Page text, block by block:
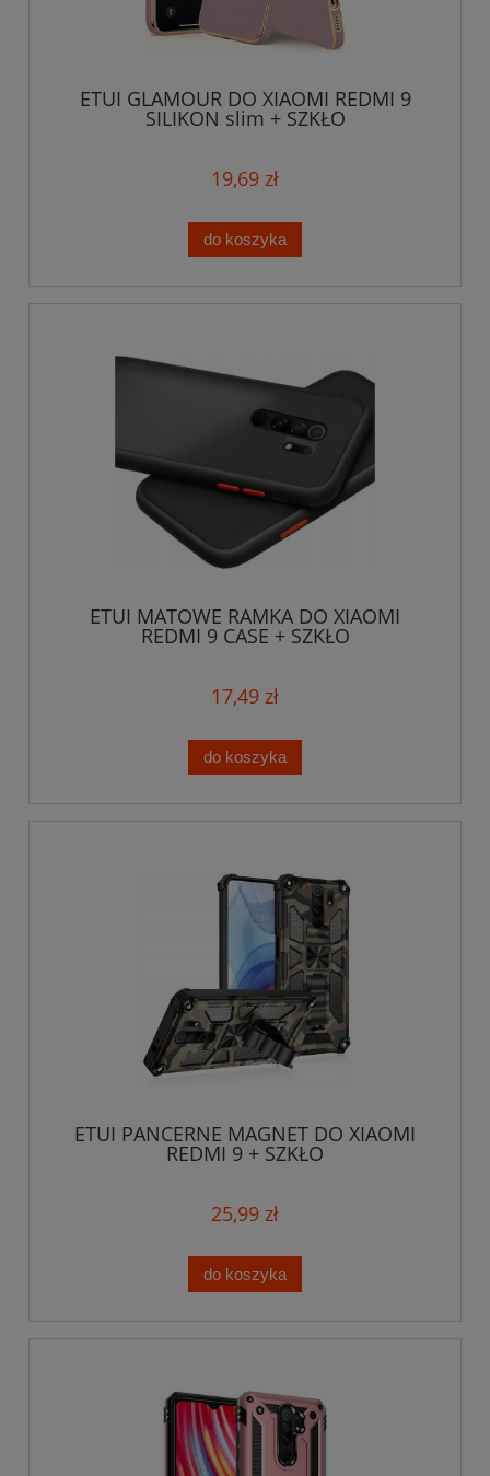
ETUI GLAMOUR DO XIAOMI REDMI 9
SILIKON slim + SZKŁO
19,69 zł
do koszyka
ETUI MATOWE RAMKA DO XIAOMI
REDMI 9 CASE + SZKŁO
17,49 zł
do koszyka
ETUI PANCERNE MAGNET DO XIAOMI
REDMI 9 + SZKŁO
25,99 zł
do koszyka